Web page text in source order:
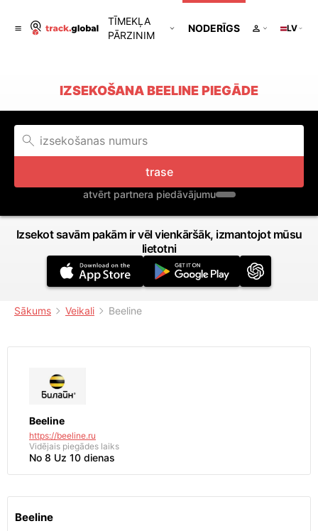
TĪMEKĻA
PĀRZINIM
NODERĪGS LV
IZSEKOŠANA BEELINE PIEGĀDE
trase
atvērt partnera piedāvājumu
Izsekot savām pakām ir vēl vienkāršāk, izmantojot mūsu
lietotni
Sākums Veikali Beeline
Beeline
https://beeline.ru
Vidējais piegādes laiks
No 8 Uz 10 dienas
Beeline